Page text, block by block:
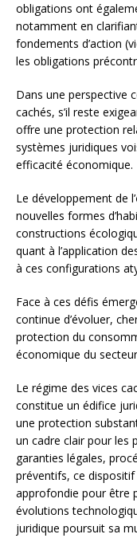
obligations ont
notamment en
fondements d’action
les obligations
Dans une perspective
cachés, s’il reste
offre une protection
systèmes juridiques
efficacité économique.
Le développement de l’
nouvelles formes
constructions
quant à l’application
à ces configurations
Face à ces défis
continue d’évoluer,
protection du
économique du
Le régime des vices
constitue un édifice
une protection
un cadre clair pour les
garanties légales,
préventifs, ce
approfondie pour être
évolutions
juridique poursuit sa